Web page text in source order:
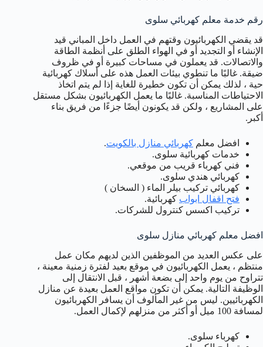
رقم خدمة معلم كهربائي سلوى
قد يقضي الكهربائيون وقتهم في العمل داخل المباني قيد
الإنشاء أو التجديد أو في الهواء الطلق على أنظمة الطاقة
والاتصالات. قد يعملون في مساحات كبيرة أو في ظروف
ضيقة. غالبًا ما تنطوي بيئات العمل هذه على أسلاك كهربائية
حية ، لذلك يمكن أن تكون خطيرة للغاية إذا لم يتم اتخاذ
الاحتياطات المناسبة. غالبًا ما يعمل الكهربائيون بشكل مستقل
على المشاريع ، ولكن قد يكونون أيضًا جزءًا من فريق بناء
أكبر.
افضل معلم كهربائي منازل بالكويت.
خدمات كهربائية سلوى.
فني كهرباء قريب من موقعي.
كهربائي هندي سلوى.
كهربائي تركيب بيلر الماء ( السخان )
فتح اقفال ابواب كهربائية.
تركيب اكسس كنترول للشركات.
افضل معلم كهربائي منازل سلوى
على عكس العديد من الموظفين الذين لديهم مكان عمل
منتظم ، يعمل الكهربائيون في موقع بعيد لفترة زمنية معينة ،
تتراوح من يوم واحد إلى بضعة أشهر ، قبل الانتقال إلى
الوظيفة التالية. يمكن أن تكون مواقع العمل بعيدة عن منازل
الكهربائيين. ليس من غير المألوف أن يسافر الكهربائيون
لمسافة 100 ميل أو أكثر من منزلهم لإكمال العمل.
كهرباء سلوى.